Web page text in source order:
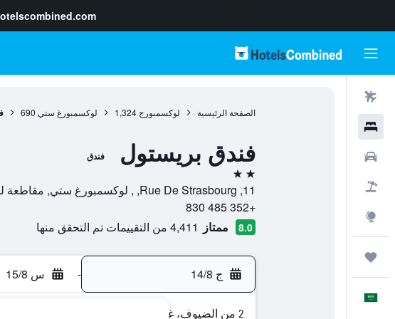
الصفحة الرئيسية لوكسمبورج 1,324 لوكسمبورغ ستي 690
فندق بريستول فندق
2 نجمتين
11, Rue De Strasbourg, , لوكسمبورغ ستي, مقاطعة لوكسمبورغ, لوكسمبورج
+352 485 830
8.0 ممتاز 4,411 من التقييمات تم التحقق منها
ج 14/8 - س 15/8
2 من الضيوف، غرفة واحدة